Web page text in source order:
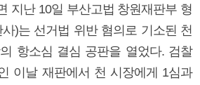
지난 10일 부산고법 창원재판부 형
)는 선거법 위반 혐의로 기소된 천
항소심 결심 공판을 열었다. 검찰
이날 재판에서 천 시장에게 1심과